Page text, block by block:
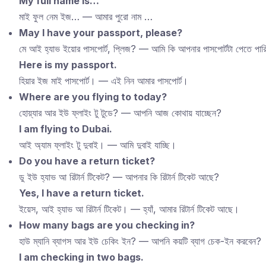
মাই ফুল নেম ইজ… — আমার পুরো নাম …
May I have your passport, please?
মে আই হ্যাভ ইয়োর পাসপোর্ট, প্লিজ? — আমি কি আপনার পাসপোর্টটা পেতে
Here is my passport.
হিয়ার ইজ মাই পাসপোর্ট। — এই নিন আমার পাসপোর্ট।
Where are you flying to today?
হোয়্যার আর ইউ ফ্লাইং টু টুডে? — আপনি আজ কোথায় যাচ্ছেন?
I am flying to Dubai.
আই অ্যাম ফ্লাইং টু দুবাই। — আমি দুবাই যাচ্ছি।
Do you have a return ticket?
ডু ইউ হ্যাভ আ রিটার্ন টিকেট? — আপনার কি রিটার্ন টিকেট আছে?
Yes, I have a return ticket.
ইয়েস, আই হ্যাভ আ রিটার্ন টিকেট। — হ্যাঁ, আমার রিটার্ন টিকেট আছে।
How many bags are you checking in?
হাউ ম্যানি ব্যাগস আর ইউ চেকিং ইন? — আপনি কয়টি ব্যাগ চেক-ইন করবেন?
I am checking in two bags.